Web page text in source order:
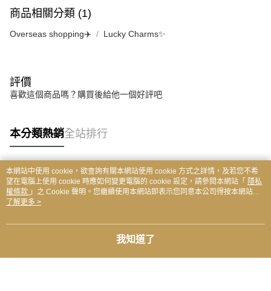
商品相關分類 (1)
Overseas shopping✈️ Lucky Charms✨
評價
喜歡這個商品嗎？購買後給他一個好評吧
本分類熱銷全站排行
熱門標籤
本網站中使用 cookie，欲查詢有關本網站使用 cookie 方式之詳情，及若您不希
望在電腦上使用 cookie 時應如何變更電腦的 cookie 設定，請參閱本網站「 隱私
權條款 」之 Cookie 聲明。您繼續使用本網站即表示您同意本公司得按本網站使
用條款之 Cookie 聲明使用 cookie。
了解更多 >
我知道了